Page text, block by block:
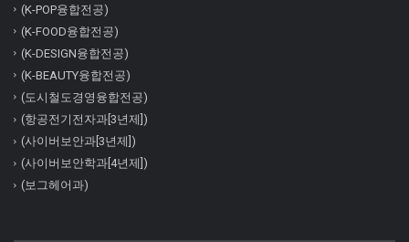
(K-POP융합전공)
(K-FOOD융합전공)
(K-DESIGN융합전공)
(K-BEAUTY융합전공)
(도시철도경영융합전공)
(항공전기전자과[3년제])
(사이버보안과[3년제])
(사이버보안학과[4년제])
(보그헤어과)